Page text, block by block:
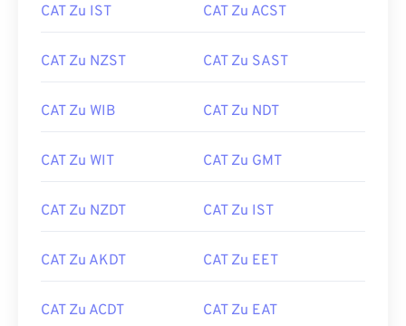
CAT Zu IST CAT Zu ACST
CAT Zu NZST CAT Zu SAST
CAT Zu WIB CAT Zu NDT
CAT Zu WIT CAT Zu GMT
CAT Zu NZDT CAT Zu IST
CAT Zu AKDT CAT Zu EET
CAT Zu ACDT CAT Zu EAT